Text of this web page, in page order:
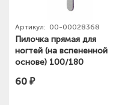
Тел: +7-960-965-6706
Тел: +7-960-956-9598
Артикул: 00-00028368
Пилочка прямая для
ногтей (на вспененной
основе) 100/180
60 ₽